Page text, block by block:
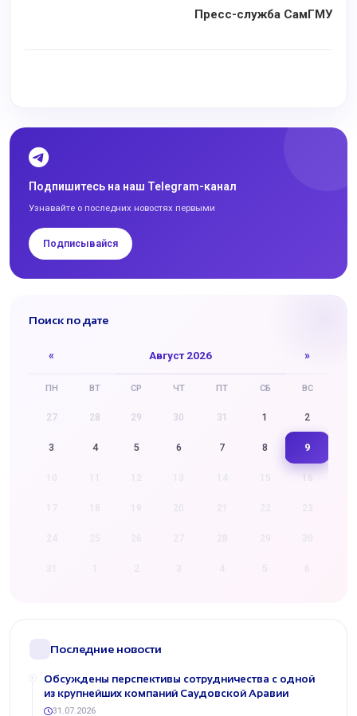
Пресс-служба СамГМУ
Подпишитесь на наш Telegram-канал
Узнавайте о последних новостях первыми
Подписывайся
Поиск по дате
« Август 2026 »
ПН ВТ СР ЧТ ПТ СБ ВС
27 28 29 30 31 1 2
3 4 5 6 7 8 9
16
22 23
29 30
4 5 6
Последние новости
Обсуждены перспективы сотрудничества с одной
из крупнейших компаний Саудовской Аравии
31.07.2026